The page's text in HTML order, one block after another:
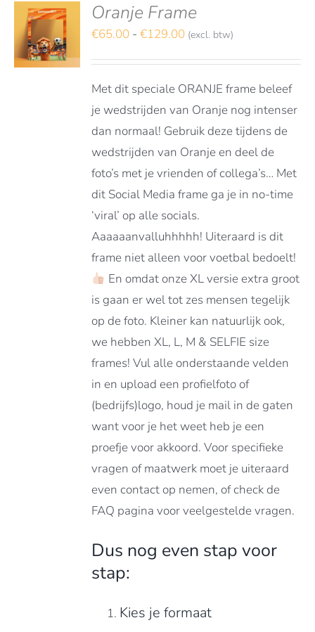
Oranje Frame
€65.00 - €129.00Prijsklasse:
€129.00
(excl. btw)
Met dit speciale ORANJE frame beleef
je wedstrijden van Oranje nog intenser
dan normaal! Gebruik deze tijdens de
wedstrijden van Oranje en deel de
foto’s met je vrienden of collega’s… Met
dit Social Media frame ga je in no-time
‘viral’ op alle socials.
Aaaaaanvalluhhhhh! Uiteraard is dit
frame niet alleen voor voetbal bedoelt!
En omdat onze XL versie extra groot
is gaan er wel tot zes mensen tegelijk
op de foto. Kleiner kan natuurlijk ook,
we hebben XL, L, M & SELFIE size
frames! Vul alle onderstaande velden
in en upload een profielfoto of
(bedrijfs)logo, houd je mail in de gaten
want voor je het weet heb je een
proefje voor akkoord. Voor specifieke
vragen of maatwerk moet je uiteraard
even contact op nemen, of check de
FAQ pagina voor veelgestelde vragen.
Dus nog even stap voor
stap:
Kies je formaat